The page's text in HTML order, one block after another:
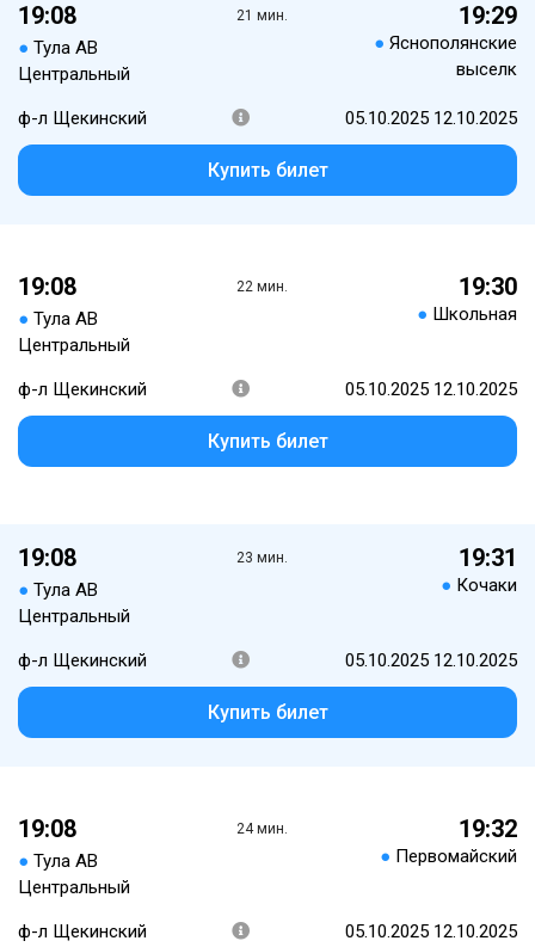
19:08
● Тула АВ
Центральный
21 мин. 19:29
● Яснополянские
выселк
ф-л Щекинский 05.10.2025 12.10.2025
Купить билет
19:08
● Тула АВ
Центральный
22 мин. 19:30
● Школьная
ф-л Щекинский 05.10.2025 12.10.2025
Купить билет
19:08
● Тула АВ
Центральный
23 мин. 19:31
● Кочаки
ф-л Щекинский 05.10.2025 12.10.2025
Купить билет
19:08
● Тула АВ
Центральный
24 мин. 19:32
● Первомайский
ф-л Щекинский 05.10.2025 12.10.2025